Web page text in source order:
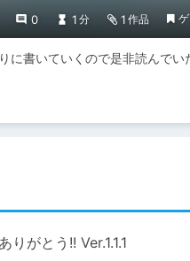
0 1 分 1 作品
に書いていくので是非読んでい
がとう!! Ver.1.1.1